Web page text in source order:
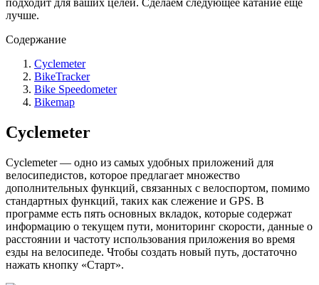
лучше.
Содержание
Cyclemeter
BikeTracker
Bike Speedometer
Bikemap
Cyclemeter
Cyclemeter — одно из самых удобных приложений для
велосипедистов, которое предлагает множество
дополнительных функций, связанных с велоспортом, помимо
стандартных функций, таких как слежение и GPS. В
программе есть пять основных вкладок, которые содержат
информацию о текущем пути, мониторинг скорости, данные о
расстоянии и частоту использования приложения во время
езды на велосипеде. Чтобы создать новый путь, достаточно
нажать кнопку «Старт».